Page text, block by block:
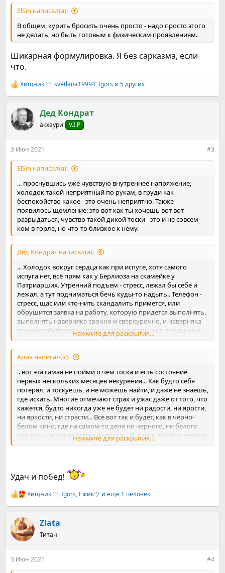
ElSin написал(а):
В общем, курить бросить очень просто - надо просто этого
не делать, но быть готовым к физическим проявлениям.
Шикарная формулировка. Я без сарказма, если
что.
Р
е
к
ц
и
Хищник ♡,svetlana19994,Igors и 5 других
Дед Кондрат
акхаури V.I.P
3 Июн 2021 #3
ElSin написал(а):
... проснувшись уже чувствую внутреннее напряжение,
холодок такой неприятный по рукам, в груди как
беспокойство какое - это очень неприятно. Также
появилось щемление: это вот как ты хочешь вот вот
разрыдаться, чувство такой дикой тоски - это и не совсем
ком в горле, но что-то близкое к нему.
Дед Кондрат написал(а):
... Холодок вокруг сердца как при испуге, хотя самого
испуга нет, всё прям как у Берлиоза на скамейке у
Патриарших. Утренний подъем - стресс, лежал бы себе и
лежал, а тут подниматься бечь куды-то надыть.. Телефон -
стресс, щас или кто-нить скандалить примется, или
обрушится заявка на работу, которую придется выполнять,
выполнять наверняка срочно и сверхурочно, и наверняка
взаимодействовать с полными идиотами и их дурацкими
требованиями. Аа-а-а!
Как будто нет ни малейшего опыта тактично и вежливо
посылать скандалистов "по азимуту, дальности и углу
разъяснять клиенту, что именно ему на самом деле нужно и
почём обойдутся ему сверхурочные. Как будто заявка - это
не зарплата и не признание твоей, в конце концов,
нужности в этой жизни.
Нажмите для раскрытия...
Ария написал(а):
.. вот эта самая не пойми о чем тоска и есть состояние
первых нескольких месяцев некурения... Как будто себя
потерял, и тоскуешь, и не можешь найти, и даже не знаешь,
где искать. Многие отмечают страх и ужас даже от того, что
кажется, будто никогда уже не будет ни радости, ни ярости,
ни яркости, ни страсти... Все вот так и будет, как в черно-
белом кино, где на самом-то деле ни черного, ни белого
нет, лишь мутные оттенки серого... И очень хочется вернуть
былую стильность, дерзоость, креативность... но увы - без
Все вернется! Обязательно опять вернется -
И погода, и надежды и тепло друзей!
Слышишь? Вернется ВСЕ! И вкус жизни, и запах свободы, и
азарт, и кураж - вот только не сходи с пути прямого, тобою
избранного, потерпи! Спокойно и упрямо пройди
тернистый путь смутной тоски, весели себя, чем можешь,
кроме сиги, а потом увидишь, как черно-белое кино вдруг
заиграет новыми неожиданными красками. Просто верь,
просто жди, и не надо сомневаться! Живи так, будто это УЖЕ
Нажмите для раскрытия...
Удач и побед!
Р
е
к
ц
и
Хищник ♡,Igors, Ёжикツ︎ и ещё 1 человек
Zlata
Титан
3 Июн 2021 #4